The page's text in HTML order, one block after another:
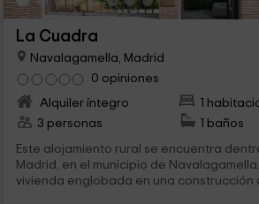
La Cuadra
Navalagamella, Madrid
0 opiniones
Alquiler íntegro
1
3 personas
1 baños
Este alojamiento rural se encuentra
Madrid, en el municipio de
vivienda englobada en una construcción